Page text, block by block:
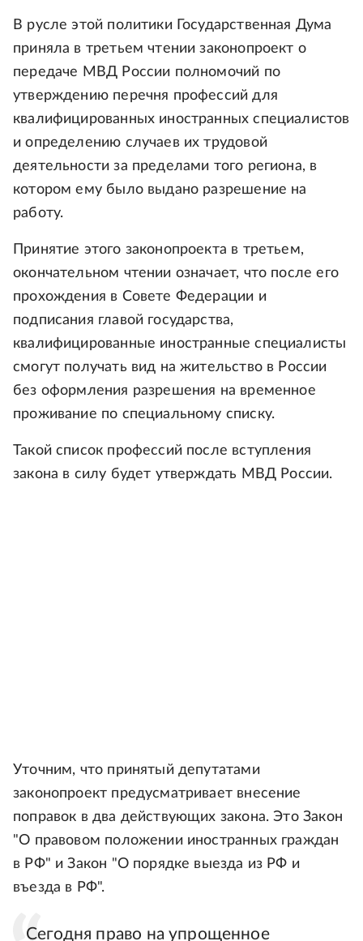
В русле этой политики Государственная Дума
приняла в третьем чтении законопроект о
передаче МВД России полномочий по
утверждению перечня профессий для
квалифицированных иностранных специалистов
и определению случаев их трудовой
деятельности за пределами того региона, в
котором ему было выдано разрешение на
работу.
Принятие этого законопроекта в третьем,
окончательном чтении означает, что после его
прохождения в Совете Федерации и
подписания главой государства,
квалифицированные иностранные специалисты
смогут получать вид на жительство в России
без оформления разрешения на временное
проживание по специальному списку.
Такой список профессий после вступления
закона в силу будет утверждать МВД России.
Уточним, что принятый депутатами
законопроект предусматривает внесение
поправок в два действующих закона. Это Закон
"О правовом положении иностранных граждан
в РФ" и Закон "О порядке выезда из РФ и
въезда в РФ".
Сегодня право на упрощенное